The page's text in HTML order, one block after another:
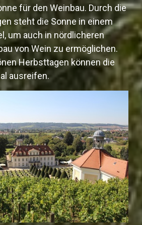
für den Weinbau. Durch die
steht die Sonne in einem
um auch in nördlicheren
von Wein zu ermöglichen.
Herbsttagen können die
ausreifen.